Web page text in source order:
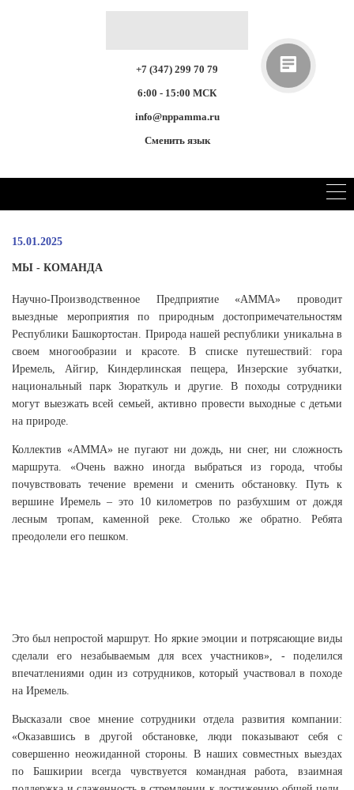
+7 (347) 299 70 79
6:00 - 15:00 МСК
info@nppamma.ru
Сменить язык
15.01.2025
МЫ - КОМАНДА
Научно-Производственное Предприятие «АММА» проводит
выездные мероприятия по природным достопримечательностям
Республики Башкортостан. Природа нашей республики уникальна в
своем многообразии и красоте. В списке путешествий: гора
Иремель, Айгир, Киндерлинская пещера, Инзерские зубчатки,
национальный парк Зюраткуль и другие. В походы сотрудники
могут выезжать всей семьей, активно провести выходные с детьми
на природе.
Коллектив «АММА» не пугают ни дождь, ни снег, ни сложность
маршрута. «Очень важно иногда выбраться из города, чтобы
почувствовать течение времени и сменить обстановку. Путь к
вершине Иремель – это 10 километров по разбухшим от дождя
лесным тропам, каменной реке. Столько же обратно. Ребята
преодолели его пешком.
Это был непростой маршрут. Но яркие эмоции и потрясающие виды
сделали его незабываемым для всех участников», - поделился
впечатлениями один из сотрудников, который участвовал в походе
на Иремель.
Высказали свое мнение сотрудники отдела развития компании:
«Оказавшись в другой обстановке, люди показывают себя с
совершенно неожиданной стороны. В наших совместных выездах
по Башкирии всегда чувствуется командная работа, взаимная